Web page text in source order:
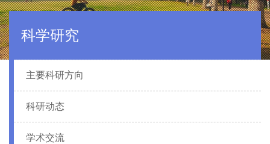
科学研究
主要科研方向
科研动态
学术交流